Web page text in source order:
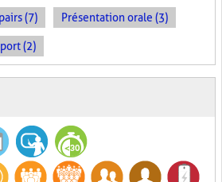
(7) Présentation orale (3)
(2)